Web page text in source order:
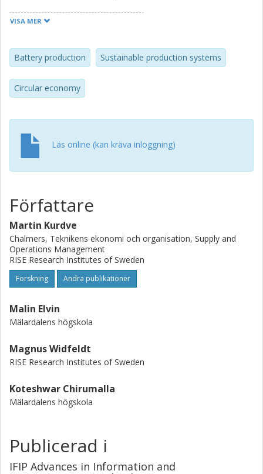
concluded. A joint view of circularity development of the
combine detailed development with systemic research
together with practitioners.
VISA MER
Battery production Sustainable production systems
Circular economy
Läs online (kan kräva inloggning)
Författare
Martin Kurdve
Chalmers, Teknikens ekonomi och organisation, Supply and
Operations Management
RISE Research Institutes of Sweden
Forskning Andra publikationer
Malin Elvin
Mälardalens högskola
Magnus Widfeldt
RISE Research Institutes of Sweden
Koteshwar Chirumalla
Mälardalens högskola
Publicerad i
IFIP Advances in Information and